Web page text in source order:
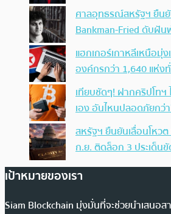
ศาลอุทธรณ์สหรัฐฯ ยืน
Bankman-Fried ดับฝั
แฮกเกอร์เกาหลีเหนือมุ่ง
องค์กรกว่า 1,640 แห่งทั่
เทียบชัดๆ! ฝากคริปโทฯ
เอง อันไหนปลอดภัยกว่
สหรัฐฯ ยืนยันเลื่อนโหว
ก.ย. ติดล็อก 3 ประเด็น
เป้าหมายของเรา
Siam Blockchain มุ่งมั่นที่จะช่วยนำเสนอส